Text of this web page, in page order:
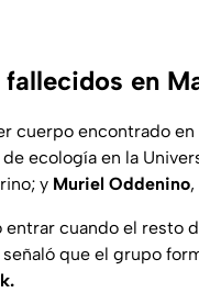
en
cuerpo encontrado en
ecología en la
y Muriel Oddenino
cuando el resto
señaló que el grupo